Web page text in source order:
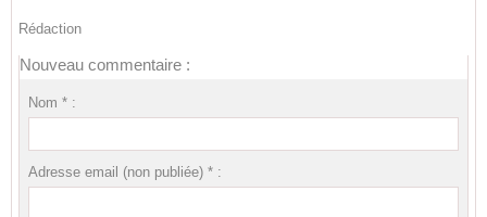
Rédaction
Nouveau commentaire :
Nom * :
Adresse email (non publiée) * :